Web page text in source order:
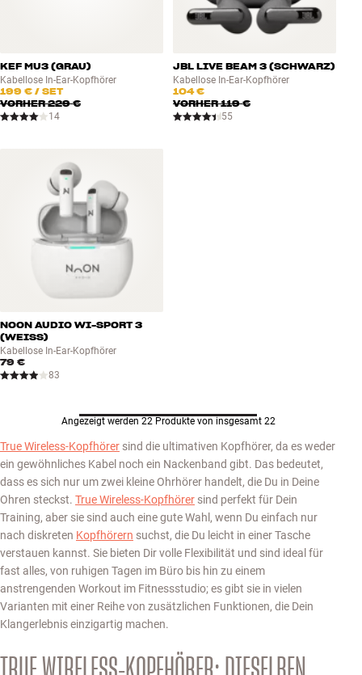
KEF MU3 (GRAU)
Kabellose In-Ear-Kopfhörer
199 € / SET
VORHER229 €
14
JBL LIVE BEAM 3 (SCHWARZ)
Kabellose In-Ear-Kopfhörer
104 €
VORHER119 €
55
NOON AUDIO WI-SPORT 3
(WEISS)
Kabellose In-Ear-Kopfhörer
79 €
83
Angezeigt werden 22 Produkte von insgesamt 22
True Wireless-Kopfhörer sind die ultimativen Kopfhörer, da es weder
ein gewöhnliches Kabel noch ein Nackenband gibt. Das bedeutet,
dass es sich nur um zwei kleine Ohrhörer handelt, die Du in Deine
Ohren steckst. True Wireless-Kopfhörer sind perfekt für Dein
Training, aber sie sind auch eine gute Wahl, wenn Du einfach nur
nach diskreten Kopfhörern suchst, die Du leicht in einer Tasche
verstauen kannst. Sie bieten Dir volle Flexibilität und sind ideal für
fast alles, von ruhigen Tagen im Büro bis hin zu einem
anstrengenden Workout im Fitnessstudio; es gibt sie in vielen
Varianten mit einer Reihe von zusätzlichen Funktionen, die Dein
Klangerlebnis einzigartig machen.